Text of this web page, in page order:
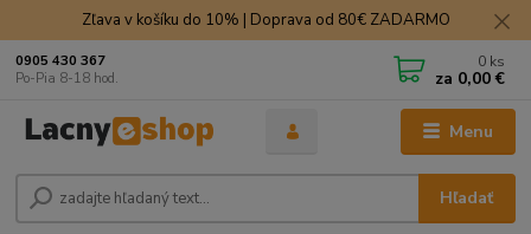
Zľava v košíku do 10% | Doprava od 80€ ZADARMO
Menu
Hľadať
0905 430 367
Po-Pia 8-18 hod.
0 ks
za 0,00 €